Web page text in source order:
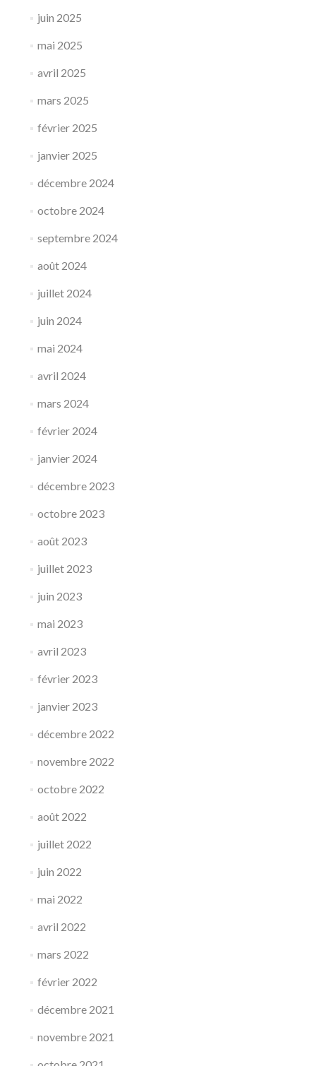
juin 2025
mai 2025
avril 2025
mars 2025
février 2025
janvier 2025
décembre 2024
octobre 2024
septembre 2024
août 2024
juillet 2024
juin 2024
mai 2024
avril 2024
mars 2024
février 2024
janvier 2024
décembre 2023
octobre 2023
août 2023
juillet 2023
juin 2023
mai 2023
avril 2023
février 2023
janvier 2023
décembre 2022
novembre 2022
octobre 2022
août 2022
juillet 2022
juin 2022
mai 2022
avril 2022
mars 2022
février 2022
décembre 2021
novembre 2021